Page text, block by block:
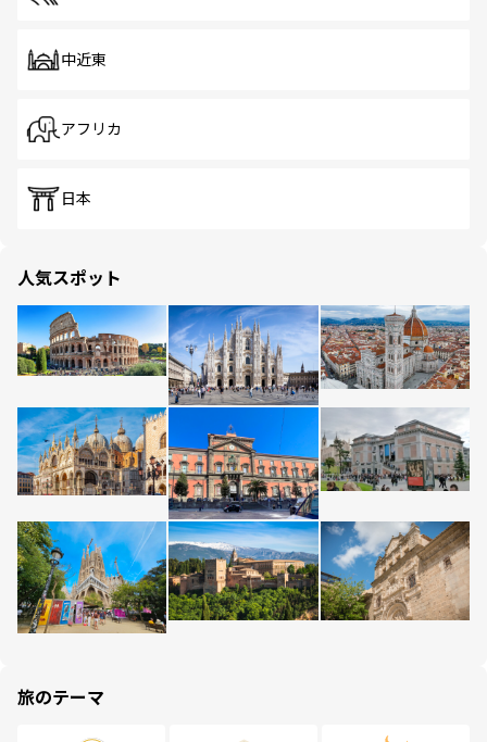
中近東
アフリカ
日本
人気スポット
旅のテーマ